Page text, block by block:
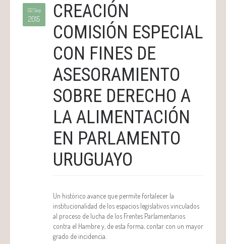
02 Sep
2015
CREACIÓN
COMISIÓN ESPECIAL
CON FINES DE
ASESORAMIENTO
SOBRE DERECHO A
LA ALIMENTACIÓN
EN PARLAMENTO
URUGUAYO
Un histórico avance que permite fortalecer la
institucionalidad de los espacios legislativos vinculados
al proceso de lucha de los Frentes Parlamentarios
contra el Hambre y, de esta forma, contar con un mayor
grado de incidencia.